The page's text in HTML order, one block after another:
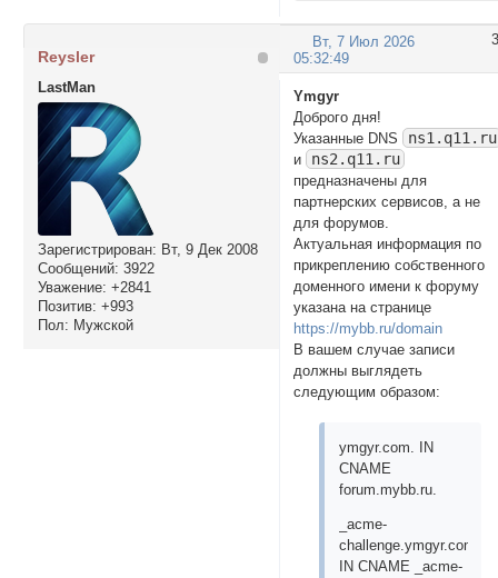
3
Вт, 7 Июл 2026
05:32:49
Reysler
LastMan
Зарегистрирован: Вт, 9 Дек 2008
Сообщений: 3922
Уважение: +2841
Позитив: +993
Пол: Мужской
Ymgyr
Доброго дня!
Указанные DNS
ns1.q11.ru
и ns2.q11.ru
предназначены для
партнерских сервисов, а не
для форумов.
Актуальная информация по
прикреплению собственного
доменного имени к форуму
указана на странице
https://mybb.ru/domain
В вашем случае записи
должны выглядеть
следующим образом:
ymgyr.com. IN
CNAME
forum.mybb.ru.
_acme-
challenge.ymgyr.com.
IN CNAME _acme-